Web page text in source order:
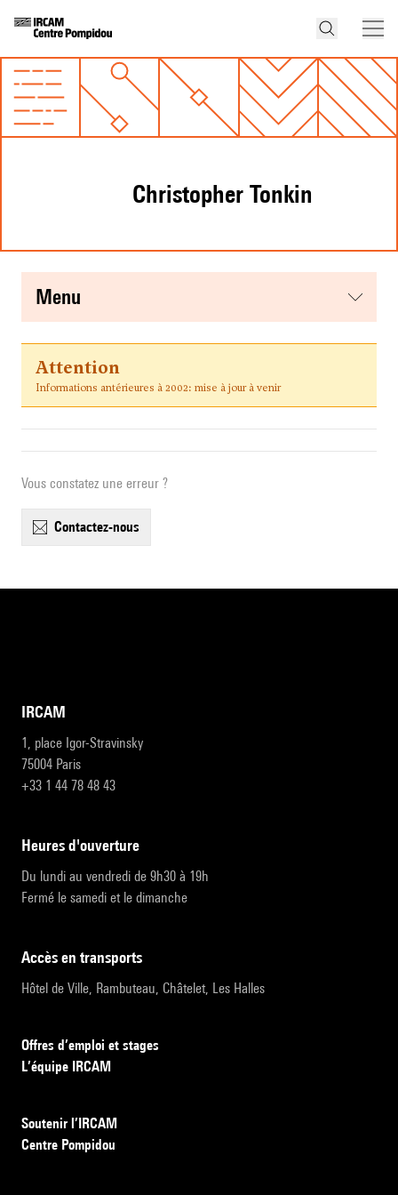
Christopher Tonkin
menu
Attention
Informations antérieures à 2002: mise à jour à venir
Vous constatez une erreur ?
contactez-nous
IRCAM
1, place Igor-Stravinsky
75004 Paris
+33 1 44 78 48 43
heures d'ouverture
Du lundi au vendredi de 9h30 à 19h
Fermé le samedi et le dimanche
accès en transports
Hôtel de Ville, Rambuteau, Châtelet, Les Halles
Offres d’emploi et stages
L’équipe IRCAM
Soutenir l’IRCAM
Centre Pompidou